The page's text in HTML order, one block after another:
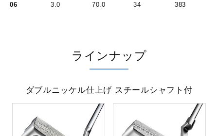
06 3.0 70.0 34 383
ラインナップ
ダブルニッケル仕上げ スチールシャフト付